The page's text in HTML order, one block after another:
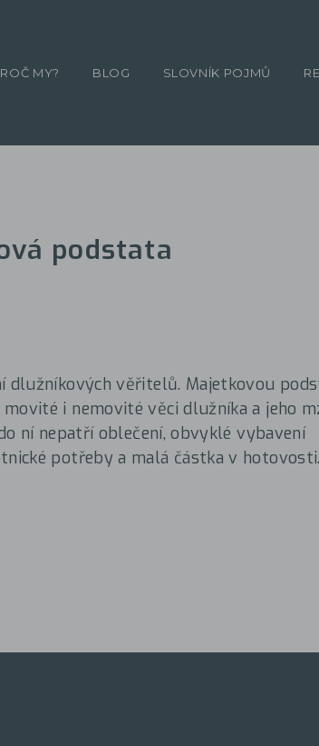
podstata
dlužníkových věřitelů. Majetkovou
i nemovité věci dlužníka a jeho
ní nepatří oblečení, obvyklé vybavení
potřeby a malá částka v hotovosti.
MY? BLOG SLOVNÍK POJMŮ